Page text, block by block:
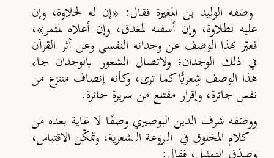
وصَفه الوليد بن المغيرة فقال: «إن له لحلاوة، وإن
عليه لطلاوة، وإن أسفله لمغدق، وإن أعلاه لمثمر»،
فعبّر بهذا الوصف عن وجدانه النفسي وعن أثر القرآن
في ذلك الوجدان؛ ولاتصال الشعور بالوجدان جاء
هذا الوصف شِعريًّا كما ترى، وكأنه إنصاف منتزع من
نفس جائرة، وإقرار مقتلع من سريرة حائرة.
ووصَفه شرف الدين البوصيري وصفًا لا غاية بعده من
كلام المخلوق في الروعة الشعرية، وتمكّن الاقتباس،